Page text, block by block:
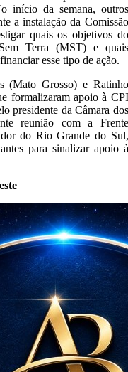
início da semana, outros
a instalação da Comissão
quais os objetivos do
Terra (MST) e quais
esse tipo de ação.
(Mato Grosso) e Ratinho
formalizaram apoio à CPI
presidente da Câmara dos
reunião com a Frente
do Rio Grande do Sul,
para sinalizar apoio à